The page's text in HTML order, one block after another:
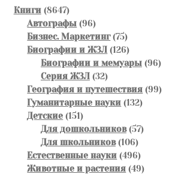
Книги 86478647
товаров
Автографы 9696
товаров
Бизнес. Маркетинг 7575
товаров
Биографии и ЖЗЛ 126126
товаров
Биографии и мемуары 9696
Серия ЖЗЛ 3232
товара
География и путешествия 9999
Гуманитарные науки 132132
Детские 151151
товар
Для дошкольников 5757
Для школьников 106106
товаров
Естественные науки 496496
товаров
Животные и растения 4949